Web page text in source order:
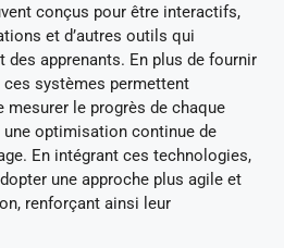
conçus pour être interactifs,
et d’autres outils qui
des apprenants. En plus de fournir
systèmes permettent
mesurer le progrès de chaque
optimisation continue de
En intégrant ces technologies,
une approche plus agile et
renforçant ainsi leur